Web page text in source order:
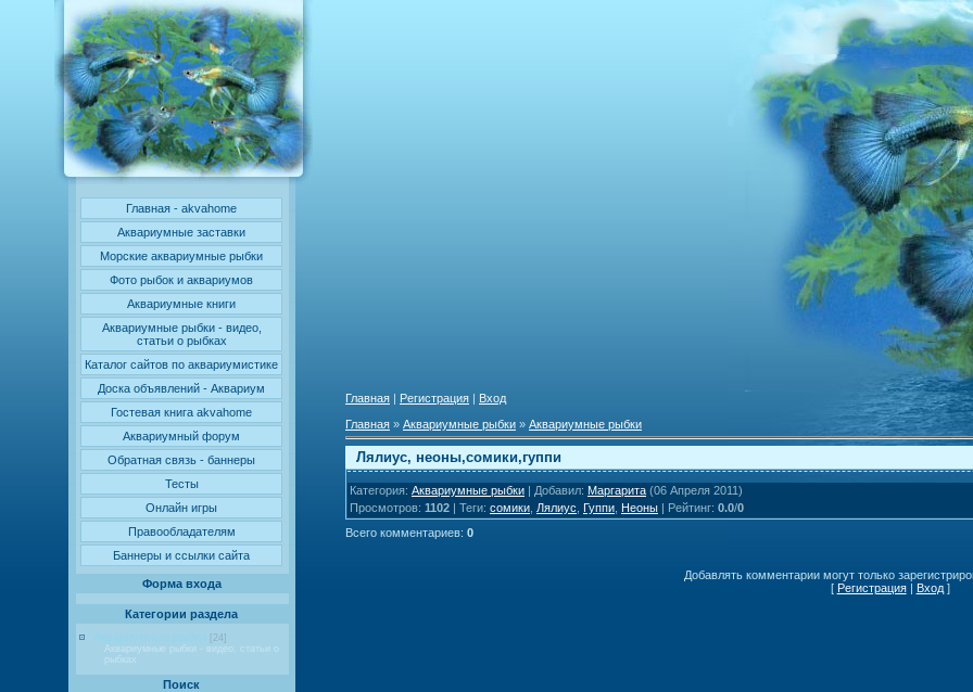
Главная - akvahome
Аквариумные заставки
Морские аквариумные рыбки
Фото рыбок и аквариумов
Аквариумные книги
Аквариумные рыбки - видео,
статьи о рыбках
Каталог сайтов по аквариумистике
Доска объявлений - Аквариум
Гостевая книга akvahome
Аквариумный форум
Обратная связь - баннеры
Тесты
Онлайн игры
Правообладателям
Баннеры и ссылки сайта
Форма входа
Категории раздела
[24]
Аквариумные рыбки - видео, статьи о
рыбках
Поиск
Главная | Регистрация | Вход
Главная » Аквариумные рыбки » Аквариумные рыбки
Лялиус, неоны,сомики,гуппи
Категория: Аквариумные рыбки | Добавил: Маргарита (06 Апреля 2011)
Просмотров: 1102 | Теги: сомики Лялиус Гуппи Неоны | Рейтинг: 0.0/0
Всего комментариев: 0
Добавлять комментарии могут только
[ Регистрация| Вход]